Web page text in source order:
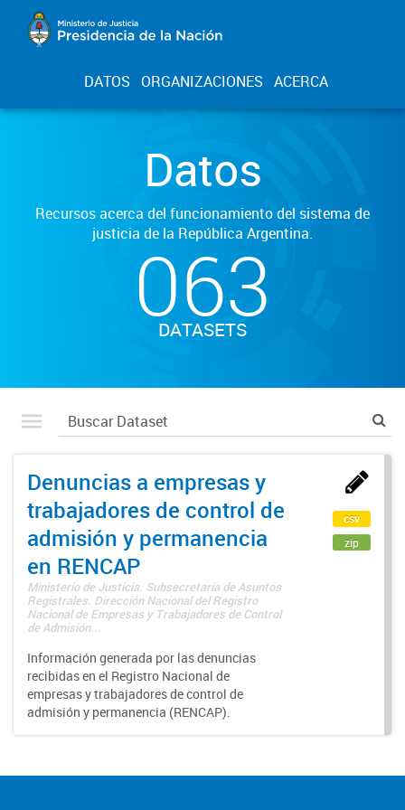
DATOS ORGANIZACIONES ACERCA
Datos
Recursos acerca del funcionamiento del sistema de
justicia de la República Argentina.
063
DATASETS
Denuncias a empresas y
trabajadores de control de
admisión y permanencia
en RENCAP
Ministerio de Justicia. Subsecretaría de Asuntos
Registrales. Dirección Nacional del Registro
Nacional de Empresas y Trabajadores de Control
de Admisión...
Información generada por las denuncias
recibidas en el Registro Nacional de
empresas y trabajadores de control de
admisión y permanencia (RENCAP).
csv
zip